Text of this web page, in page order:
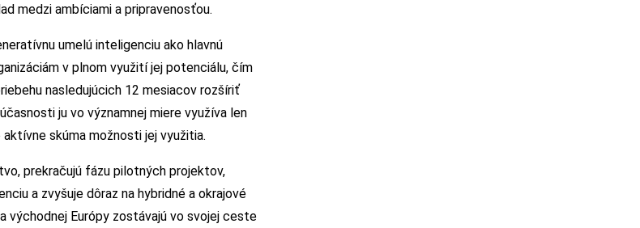
medzi ambíciami a pripravenosťou.
umelú inteligenciu ako hlavnú
v plnom využití jej potenciálu, čím
nasledujúcich 12 mesiacov rozšíriť
ju vo významnej miere využíva len
skúma možnosti jej využitia.
prekračujú fázu pilotných projektov,
a zvyšuje dôraz na hybridné a okrajové
východnej Európy zostávajú vo svojej ceste